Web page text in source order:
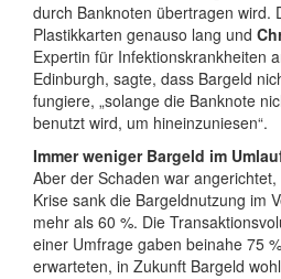
durch Banknoten übertragen wird.
Plastikkarten genauso lang und
Expertin für Infektionskrankheiten
Edinburgh, sagte, dass Bargeld
fungiere, „solange die Banknote
benutzt wird, um hineinzuniesen“.
Immer weniger Bargeld im
Aber der Schaden war
Krise sank die Bargeldnutzung im
mehr als 60 %. Die
einer Umfrage gaben beinahe 75
erwarteten, in Zukunft Bargeld